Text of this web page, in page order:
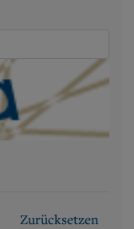
Zurücksetzen